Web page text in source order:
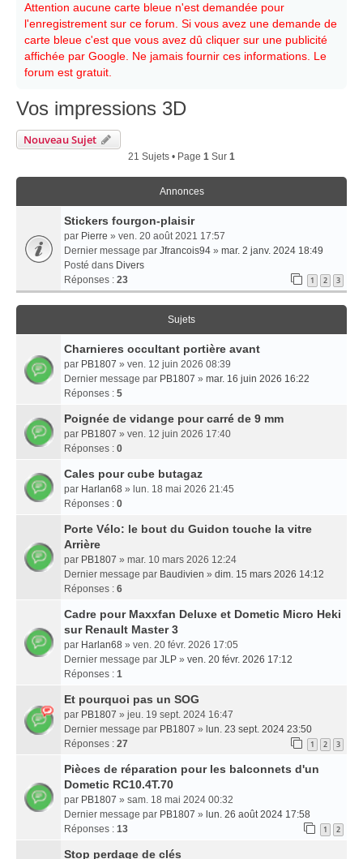
Attention aucune carte bleue n'est demandée pour
l'enregistrement sur ce forum. Si vous avez une demande de
carte bleue c'est que vous avez dû cliquer sur une publicité
affichée par Google. Ne jamais fournir ces informations. Le
forum est gratuit.
Vos impressions 3D
Nouveau Sujet
21 Sujets • Page 1 Sur 1
Annonces
Stickers fourgon-plaisir
par Pierre » ven. 20 août 2021 17:57
Dernier message par Jfrancois94 » mar. 2 janv. 2024 18:49
Posté dans Divers
Réponses : 23 1 2 3
Sujets
Charnieres occultant portière avant
par PB1807 » ven. 12 juin 2026 08:39
Dernier message par PB1807 » mar. 16 juin 2026 16:22
Réponses : 5
Poignée de vidange pour carré de 9 mm
par PB1807 » ven. 12 juin 2026 17:40
Réponses : 0
Cales pour cube butagaz
par Harlan68 » lun. 18 mai 2026 21:45
Réponses : 0
Porte Vélo: le bout du Guidon touche la vitre
Arrière
par PB1807 » mar. 10 mars 2026 12:24
Dernier message par Baudivien » dim. 15 mars 2026 14:12
Réponses : 6
Cadre pour Maxxfan Deluxe et Dometic Micro Heki
sur Renault Master 3
par Harlan68 » ven. 20 févr. 2026 17:05
Dernier message par JLP » ven. 20 févr. 2026 17:12
Réponses : 1
Et pourquoi pas un SOG
par PB1807 » jeu. 19 sept. 2024 16:47
Dernier message par PB1807 » lun. 23 sept. 2024 23:50
Réponses : 27 1 2 3
Pièces de réparation pour les balconnets d'un
Dometic RC10.4T.70
par PB1807 » sam. 18 mai 2024 00:32
Dernier message par PB1807 » lun. 26 août 2024 17:58
Réponses : 13 1 2
Stop perdage de clés